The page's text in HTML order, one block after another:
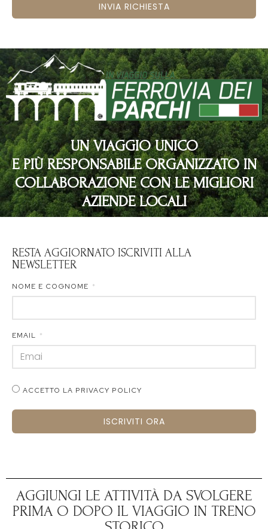
INVIA RICHIESTA
UN VIAGGIO UNICO
E PIÙ RESPONSABILE ORGANIZZATO IN
COLLABORAZIONE CON LE MIGLIORI
AZIENDE LOCALI
RESTA AGGIORNATO ISCRIVITI ALLA
NEWSLETTER
NOME E COGNOME
EMAIL
ACCETTO LA PRIVACY POLICY
ISCRIVITI ORA
AGGIUNGI LE ATTIVITÀ DA SVOLGERE
PRIMA O DOPO IL VIAGGIO IN TRENO